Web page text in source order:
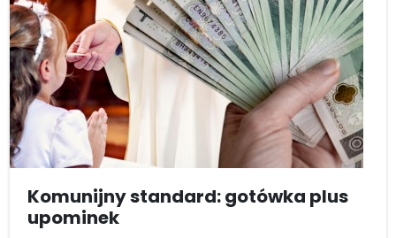
Komunijny standard: gotówka plus
upominek